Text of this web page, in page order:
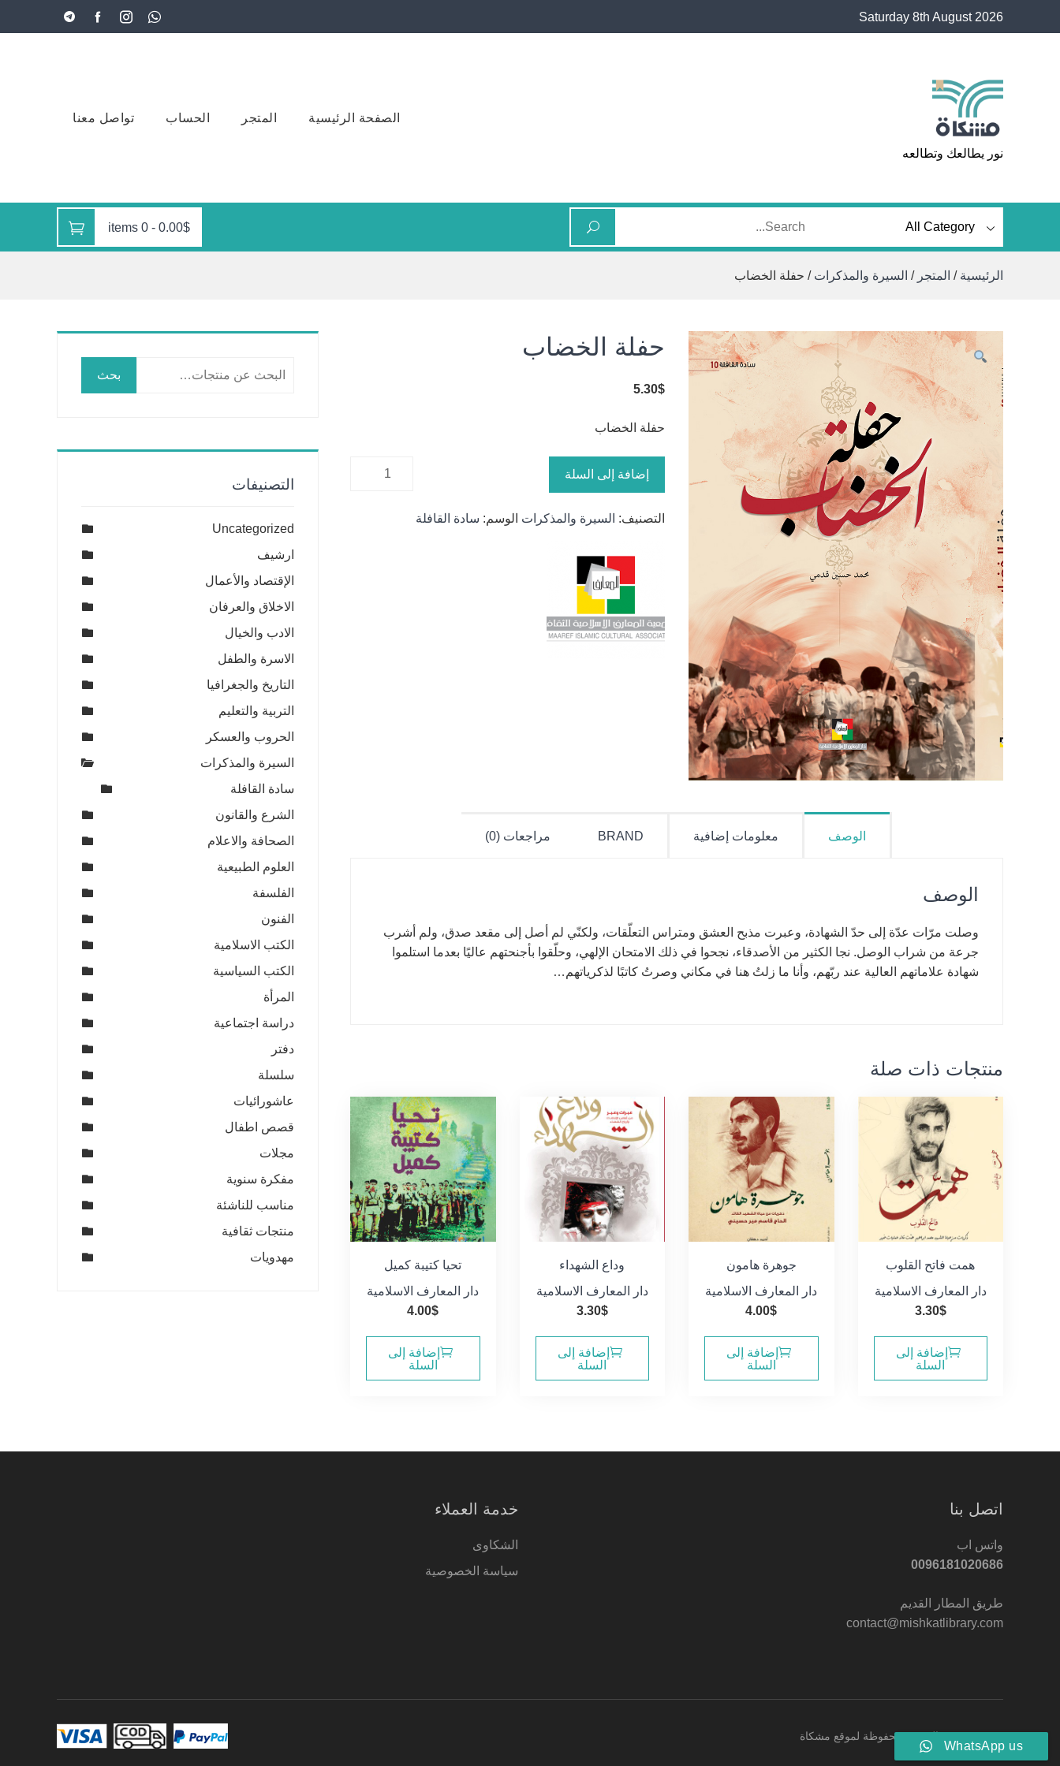
Saturday 8th August 2026
مشكاة
نور يطالعك وتطالعه
الصفحة الرئيسية المتجر الحساب تواصل معنا
0.00$
-
0 items
الرئيسية / المتجر / السيرة والمذكرات / حفلة الخضاب
حفلة الخضاب
5.30$
حفلة الخضاب
كمية حفلة
إضافة إلى السلة
التصنيف: السيرة والمذكرات الوسم: سادة القافلة
الوصف معلومات إضافية BRAND مراجعات (0)
الوصف
وصلت مرّات عدّة إلى حدّ الشهادة، وعبرت مذبح العشق ومتراس التعلّقات، ولكنّي لم أصل إلى مقعد صدق، ولم أشرب
جرعة من شراب الوصل. نجا الكثير من الأصدقاء، نجحوا في ذلك الامتحان الإلهي، وحلّقوا بأجنحتهم عاليًا بعدما استلموا
شهادة علاماتهم العالية عند ربّهم، وأنا ما زلتُ هنا في مكاني وصرتُ كاتبًا لذكرياتهم…
منتجات ذات صلة
همت فاتح القلوب
دار المعارف الاسلامية
3.30$
إضافة إلى
السلة
جوهرة هامون
دار المعارف الاسلامية
4.00$
إضافة إلى
السلة
وداع الشهداء
دار المعارف الاسلامية
3.30$
إضافة إلى
السلة
تحيا كتيبة كميل
دار المعارف الاسلامية
4.00$
إضافة إلى
السلة
بحث
التصنيفات
Uncategorized
ارشيف
الإقتصاد والأعمال
الاخلاق والعرفان
الادب والخيال
الاسرة والطفل
التاريخ والجغرافيا
التربية والتعليم
الحروب والعسكر
السيرة والمذكرات
سادة القافلة
الشرع والقانون
الصحافة والاعلام
العلوم الطبيعية
الفلسفة
الفنون
الكتب الاسلامية
الكتب السياسية
المرأة
دراسة اجتماعية
دفتر
سلسلة
عاشورائيات
قصص اطفال
مجلات
مفكرة سنوية
مناسب للناشئة
منتجات ثقافية
مهدويات
اتصل بنا
واتس اب
0096181020686
طريق المطار القديم
contact@mishkatlibrary.com
خدمة العملاء
الشكاوى
سياسة الخصوصية
© 2022 جميع الحقوق محفوظة لموقع مشكاة
WhatsApp us